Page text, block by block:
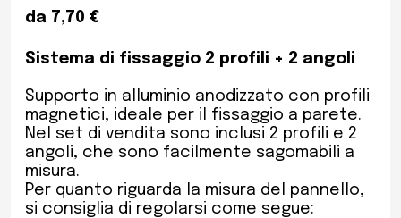
da 7,70 €
Sistema di fissaggio 2 profili + 2 angoli
Supporto in alluminio anodizzato con profili
magnetici, ideale per il fissaggio a parete.
Nel set di vendita sono inclusi 2 profili e 2
angoli, che sono facilmente sagomabili a
misura.
Per quanto riguarda la misura del pannello,
si consiglia di regolarsi come segue: